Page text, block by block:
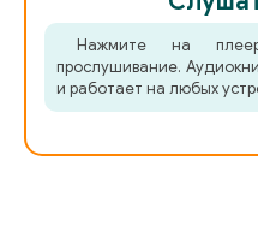
Нажмите на
прослушивание.
и работает на любых